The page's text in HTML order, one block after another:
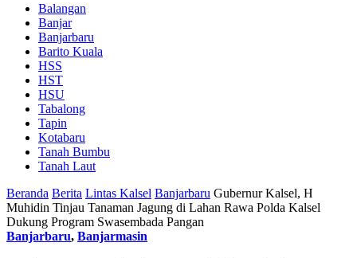
Balangan
Banjar
Banjarbaru
Barito Kuala
HSS
HST
HSU
Tabalong
Tapin
Kotabaru
Tanah Bumbu
Tanah Laut
Beranda Berita Lintas Kalsel Banjarbaru Gubernur Kalsel, H
Muhidin Tinjau Tanaman Jagung di Lahan Rawa Polda Kalsel
Dukung Program Swasembada Pangan
Banjarbaru, Banjarmasin